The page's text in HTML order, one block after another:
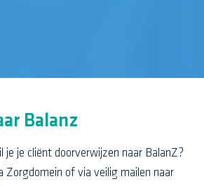
Balanz
je je cliënt doorverwijzen naar BalanZ?
Zorgdomein of via veilig mailen naar